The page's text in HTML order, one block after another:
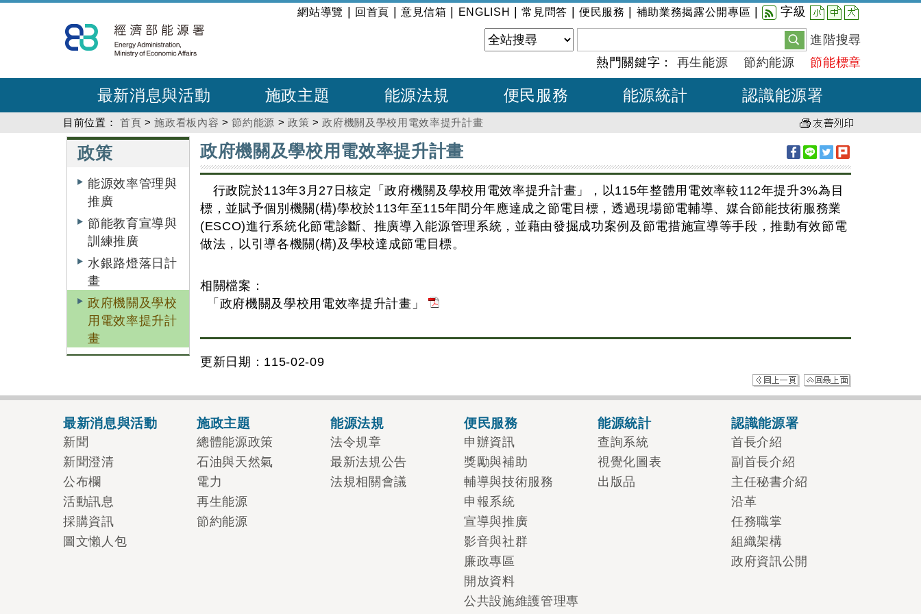
到
主
內
:::
網站導覽 回首頁 意見信箱 ENGLISH |常見問答 便民服務 補助業務揭露公開專區 字級 小 中 大
進階搜尋
熱門關鍵字： 再生能源 節約能源 節能標章
最新消息與活動 施政主題 能源法規 便民服務 能源統計 認識能源署
目前位置： 首頁 >施政看板內容 >節約能源 >政策 >政府機關及學校用電效率提升計畫
:::政策
能源效率管理與
推廣
節能教育宣導與
訓練推廣
水銀路燈落日計
畫
政府機關及學校
用電效率提升計
畫
:::
政府機關及學校用電效率提升計畫
行政院於113年3月27日核定「政府機關及學校用電效率提升計畫」，以115年整體用電效率較112年提升3%為目
標，並賦予個別機關(構)學校於113年至115年間分年應達成之節電目標，透過現場節電輔導、媒合節能技術服務業
(ESCO)進行系統化節電診斷、推廣導入能源管理系統，並藉由發掘成功案例及節電措施宣導等手段，推動有效節電
做法，以引導各機關(構)及學校達成節電目標。
相關檔案：
「政府機關及學校用電效率提升計畫」
更新日期：115-02-09
最新消息與活動
新聞
新聞澄清
公布欄
活動訊息
採購資訊
圖文懶人包
施政主題
總體能源政策
石油與天然氣
電力
再生能源
節約能源
能源法規
法令規章
最新法規公告
法規相關會議
便民服務
申辦資訊
獎勵與補助
輔導與技術服務
申報系統
宣導與推廣
影音與社群
廉政專區
開放資料
公共設施維護管理專
能源統計
查詢系統
視覺化圖表
出版品
認識能源署
首長介紹
副首長介紹
主任秘書介紹
沿革
任務職掌
組織架構
政府資訊公開